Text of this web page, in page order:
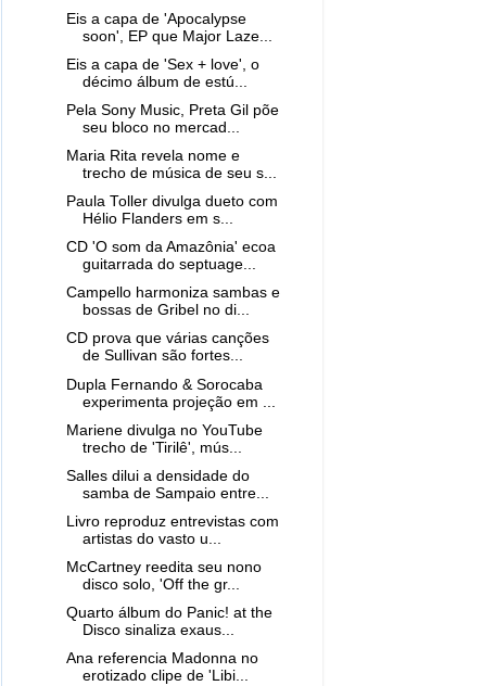
Eis a capa de 'Apocalypse
soon', EP que Major Laze...
Eis a capa de 'Sex + love', o
décimo álbum de estú...
Pela Sony Music, Preta Gil põe
seu bloco no mercad...
Maria Rita revela nome e
trecho de música de seu s...
Paula Toller divulga dueto com
Hélio Flanders em s...
CD 'O som da Amazônia' ecoa
guitarrada do septuage...
Campello harmoniza sambas e
bossas de Gribel no di...
CD prova que várias canções
de Sullivan são fortes...
Dupla Fernando & Sorocaba
experimenta projeção em ...
Mariene divulga no YouTube
trecho de 'Tirilê', mús...
Salles dilui a densidade do
samba de Sampaio entre...
Livro reproduz entrevistas com
artistas do vasto u...
McCartney reedita seu nono
disco solo, 'Off the gr...
Quarto álbum do Panic! at the
Disco sinaliza exaus...
Ana referencia Madonna no
erotizado clipe de 'Libi...